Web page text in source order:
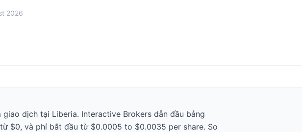
2026
dịch tại Liberia. Interactive Brokers dẫn đầu bảng
$0, và phí bắt đầu từ $0.0005 to $0.0035 per share. So